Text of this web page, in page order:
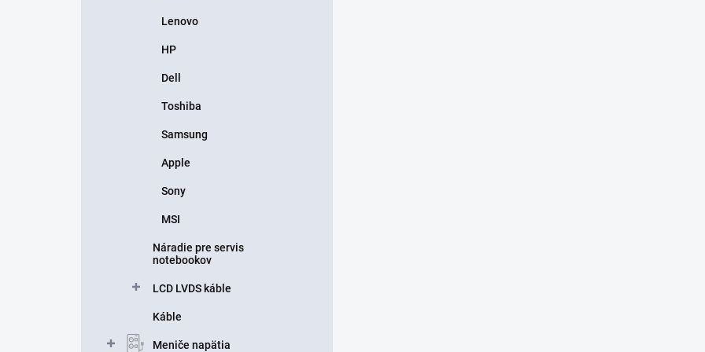
Lenovo
HP
Dell
Toshiba
Samsung
Apple
Sony
MSI
Náradie pre servis
notebookov
LCD LVDS káble
Káble
Meniče napätia